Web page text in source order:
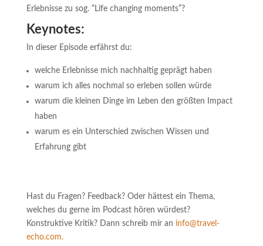
Erlebnisse zu sog. “Life changing moments”?
Keynotes:
In dieser Episode erfährst du:
welche Erlebnisse mich nachhaltig geprägt haben
warum ich alles nochmal so erleben sollen würde
warum die kleinen Dinge im Leben den größten Impact
haben
warum es ein Unterschied zwischen Wissen und
Erfahrung gibt
Hast du Fragen? Feedback? Oder hättest ein Thema,
welches du gerne im Podcast hören würdest?
Konstruktive Kritik? Dann schreib mir an info@travel-
echo.com.